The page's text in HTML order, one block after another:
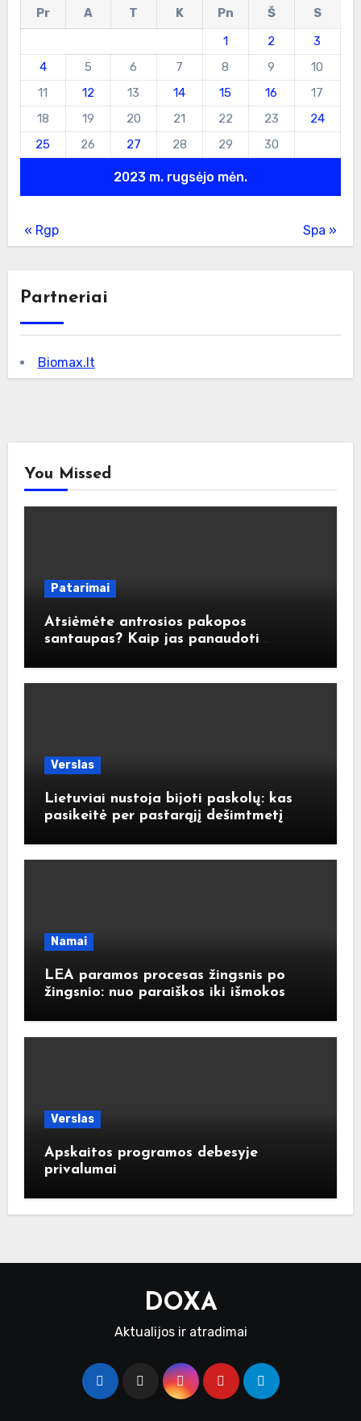
2023 m. rugsėjo mėn.
Pr A T K Pn Š
S
1
2
3
4
5 6 7 8 9
10
11
12 13 14 15 16
17
18
19 20 21 22 23
24
25
26 27 28 29 30
« Rgp Spa »
Partneriai
Biomax.lt
You Missed
Patarimai
Atsiėmėte antrosios pakopos
santaupas? Kaip jas panaudoti
Verslas
Lietuviai nustoja bijoti paskolų: kas
pasikeitė per pastarąjį dešimtmetį
Namai
LEA paramos procesas žingsnis po
žingsnio: nuo paraiškos iki išmokos
Verslas
Apskaitos programos debesyje
privalumai
DOXA
Aktualijos ir atradimai